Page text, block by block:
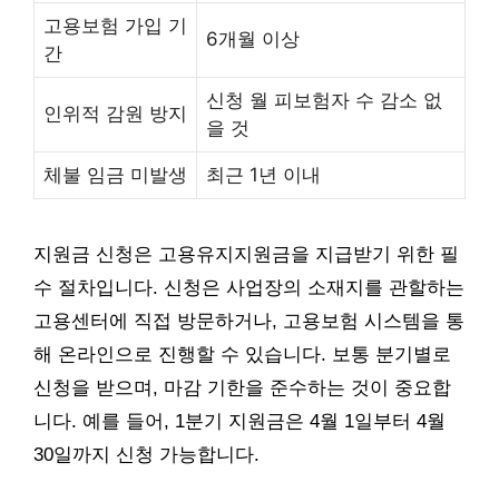
고용보험 가입 기
간
6개월 이상
인위적 감원 방지
신청 월 피보험자 수 감소 없
을 것
체불 임금 미발생 최근 1년 이내
지원금 신청은 고용유지지원금을 지급받기 위한 필
수 절차입니다. 신청은 사업장의 소재지를 관할하는
고용센터에 직접 방문하거나, 고용보험 시스템을 통
해 온라인으로 진행할 수 있습니다. 보통 분기별로
신청을 받으며, 마감 기한을 준수하는 것이 중요합
니다. 예를 들어, 1분기 지원금은 4월 1일부터 4월
30일까지 신청 가능합니다.